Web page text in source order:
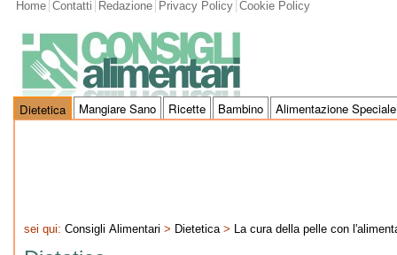
Home Contatti Redazione Privacy Policy Cookie Policy
Dietetica Mangiare Sano Ricette Bambino Alimentazione Speciale
sei qui: Consigli Alimentari > Dietetica> La cura della pelle con